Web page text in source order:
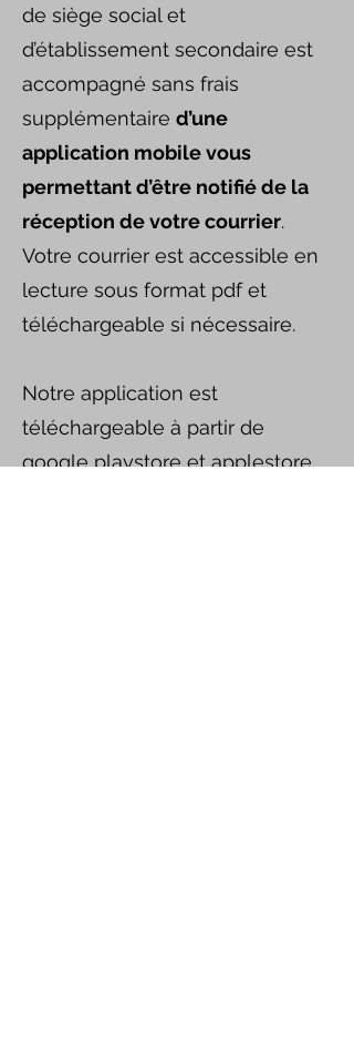
de siège social et
d’établissement secondaire est
accompagné sans frais
supplémentaire d’une
application mobile vous
permettant d’être notifié de la
réception de votre courrier.
Votre courrier est accessible en
lecture sous format pdf et
téléchargeable si nécessaire.
Notre application est
téléchargeable à partir de
google playstore et applestore